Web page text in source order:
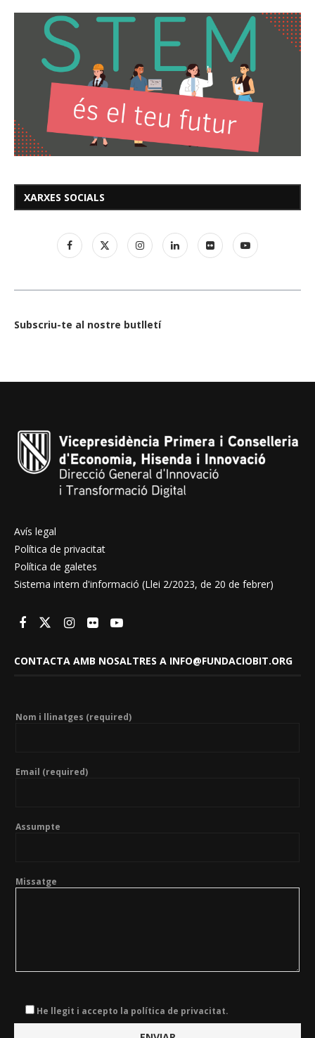
XARXES SOCIALS
Subscriu-te al nostre butlletí
Avís legal
Política de privacitat
Política de galetes
Sistema intern d'informació (Llei 2/2023, de 20 de febrer)
CONTACTA AMB NOSALTRES A INFO@FUNDACIOBIT.ORG
Nom i llinatges (required)
Email (required)
Assumpte
Missatge
He llegit i accepto la política de privacitat.